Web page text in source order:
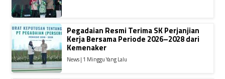
Pegadaian Resmi Terima SK Perjanjian
Kerja Bersama Periode 2026–2028 dari
Kemenaker
News | 1 Minggu Yang Lalu